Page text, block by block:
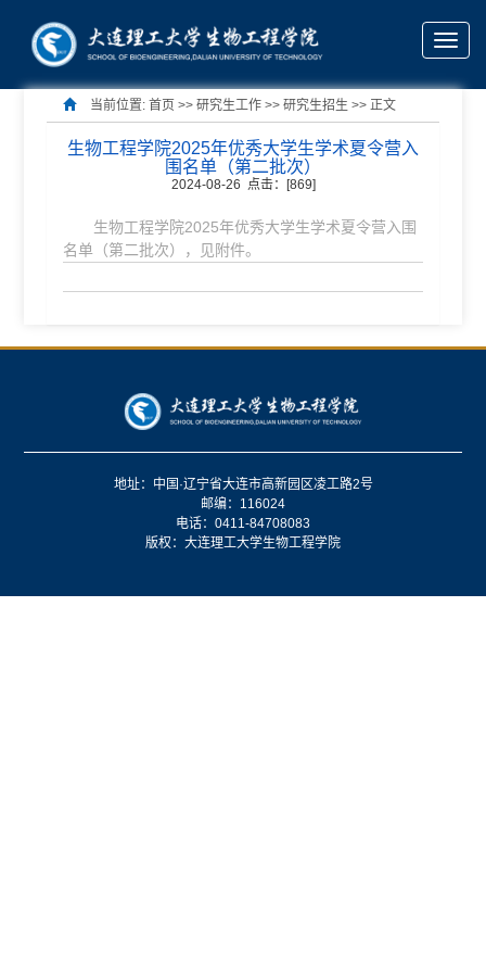
Toggle
当前位置: 首页 >> 研究生工作 >> 研究生招生 >> 正文
生物工程学院2025年优秀大学生学术夏令营入
围名单（第二批次）
2024-08-26 点击：[869]
生物工程学院2025年优秀大学生学术夏令营入围
名单（第二批次），见附件。
地址：中国·辽宁省大连市高新园区凌工路2号
邮编：116024
电话：0411-84708083
版权：大连理工大学生物工程学院